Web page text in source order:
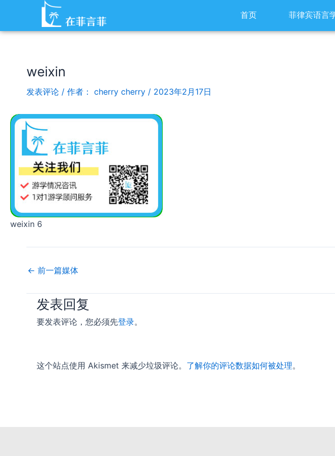
内
首页 菲律宾语言
weixin
发表评论 / 作者： cherry cherry / 2023年2月17日
weixin 6
Post
navigation
← 前一篇媒体
发表回复
要发表评论，您必须先登录。
这个站点使用 Akismet 来减少垃圾评论。 了解你的评论数据如何被处理。